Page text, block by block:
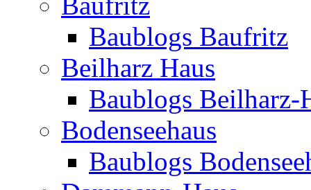
Baublogs Baufritz
Beilharz Haus
Baublogs Beilharz-
Bodenseehaus
Baublogs